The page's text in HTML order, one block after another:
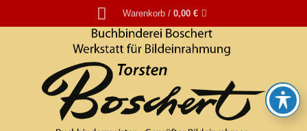
Inhalt
Warenkorb /0,00€